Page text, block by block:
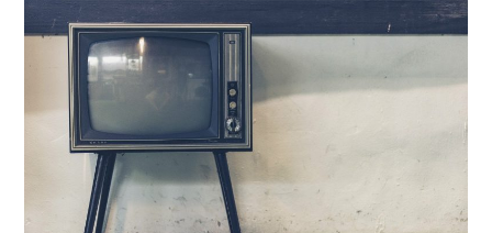
開
終
変
更
日:
ー: